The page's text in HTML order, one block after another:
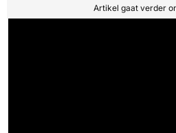
Artikel gaat verder